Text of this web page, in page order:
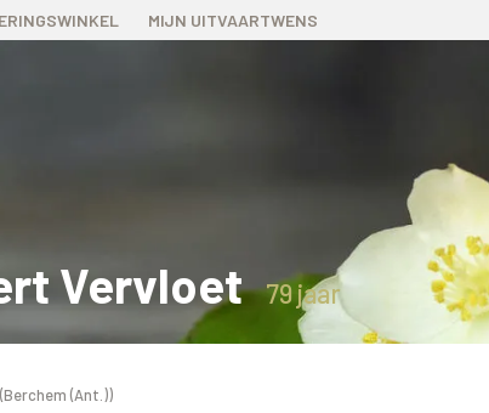
MIJN UITVAARTWENS
Vervloet 79 jaar
(Berchem (Ant.))